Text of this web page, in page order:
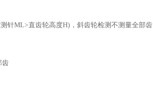
ML>直齿轮高度H)，斜齿轮检测不测量全部齿
齿